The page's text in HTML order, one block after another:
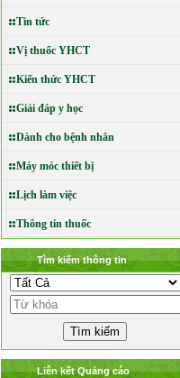
Tin tức
Vị thuốc YHCT
Kiến thức YHCT
Giải đáp y học
Dành cho bệnh nhân
Máy móc thiết bị
Lịch làm việc
Thông tin thuốc
Tìm kiếm thông tin
Liên kết Quảng cáo